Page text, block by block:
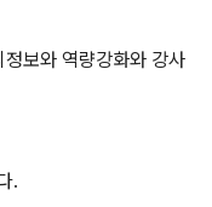
보와 역량강화와 강사
.